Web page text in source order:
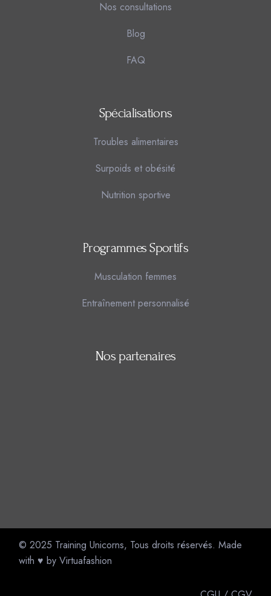
Nos consultations
Blog
FAQ
Spécialisations
Troubles alimentaires
Surpoids et obésité
Nutrition sportive
Programmes Sportifs
Musculation femmes
Entraînement personnalisé
Nos partenaires
© 2025 Training Unicorns, Tous droits réservés. Made
with ♥ byVirtuafashion